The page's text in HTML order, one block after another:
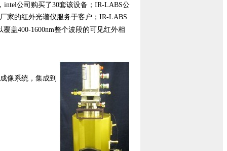
公司购买了30套该设备；IR-LABS公
家的红外光谱仪服务于客户；IR-LABS
盖400-1600nm整个波段的可见红外相
像系统，集成到